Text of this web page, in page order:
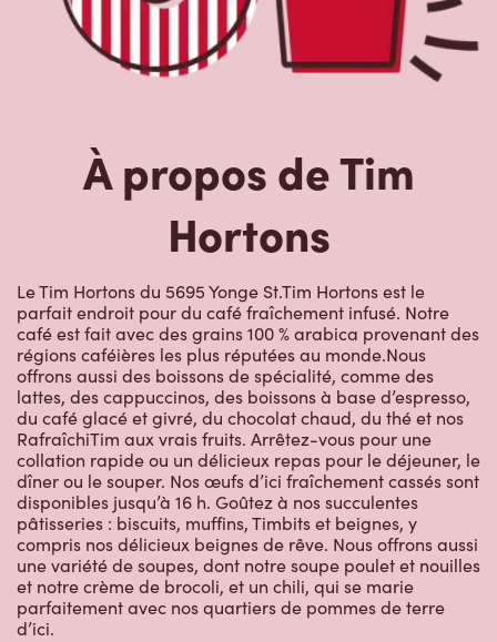
À propos de Tim
Hortons
Le Tim Hortons du 5695 Yonge St.Tim Hortons est le
parfait endroit pour du café fraîchement infusé. Notre
café est fait avec des grains 100 % arabica provenant des
régions caféières les plus réputées au monde.Nous
offrons aussi des boissons de spécialité, comme des
lattes, des cappuccinos, des boissons à base d’espresso,
du café glacé et givré, du chocolat chaud, du thé et nos
RafraîchiTim aux vrais fruits. Arrêtez-vous pour une
collation rapide ou un délicieux repas pour le déjeuner, le
dîner ou le souper. Nos œufs d’ici fraîchement cassés sont
disponibles jusqu’à 16 h. Goûtez à nos succulentes
pâtisseries : biscuits, muffins, Timbits et beignes, y
compris nos délicieux beignes de rêve. Nous offrons aussi
une variété de soupes, dont notre soupe poulet et nouilles
et notre crème de brocoli, et un chili, qui se marie
parfaitement avec nos quartiers de pommes de terre
d’ici.